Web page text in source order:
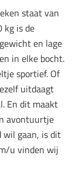
staat van
kg is de
en lage
in elke bocht.
sportief. Of
uitdaagt
En dit maakt
avontuurtje
wil gaan, is dit
u vinden wij